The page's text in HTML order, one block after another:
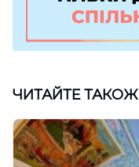
ЧИТАЙТЕ ТАКОЖ